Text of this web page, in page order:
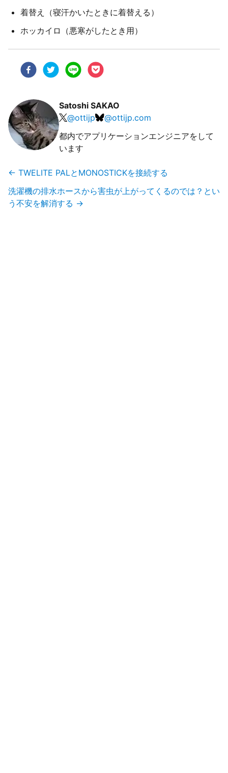
着替え（寝汗かいたときに着替える）
ホッカイロ（悪寒がしたとき用）
Satoshi SAKAO
@ottijp @ottijp.com
都内でアプリケーションエンジニアをして
います
← TWELITE PALとMONOSTICKを接続する
洗濯機の排水ホースから害虫が上がってくるのでは？とい
う不安を解消する →